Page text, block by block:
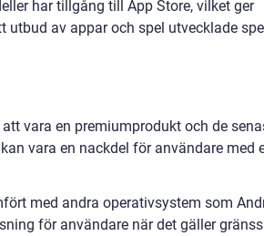
har tillgång till App Store, vilket ger
utbud av appar och spel utvecklade
vara en premiumprodukt och de
vara en nackdel för användare med
med andra operativsystem som
för användare när det gäller